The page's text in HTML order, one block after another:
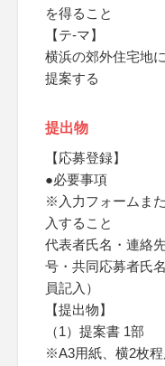
を得ること
【テ-マ】
横浜の郊外住宅地
提案する
提出物
【応募登録】
●必要事項
※入力フォームま
入すること
代表者氏名・連絡
号・共同応募者氏
員記入）
【提出物】
（1）提案書 1部
※A3用紙、横2枚